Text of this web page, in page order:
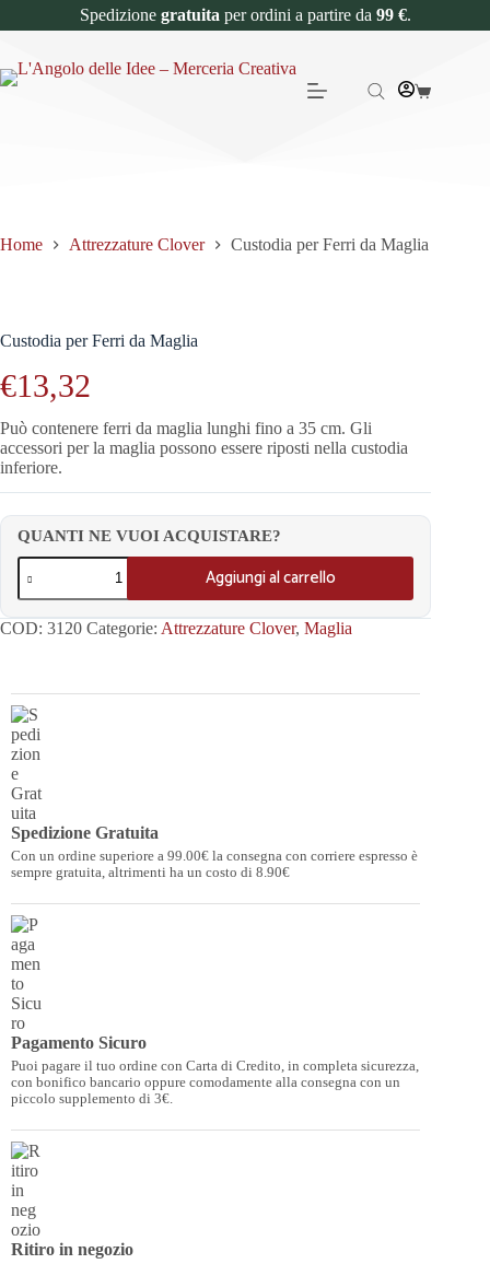
Spedizione gratuita per ordini a partire da 99 €.
Home Attrezzature Clover Custodia per Ferri da Maglia
Custodia per Ferri da Maglia
€13,32
Può contenere ferri da maglia lunghi fino a 35 cm. Gli
accessori per la maglia possono essere riposti nella custodia
inferiore.
QUANTI NE VUOI ACQUISTARE?
Aggiungi al carrello
COD: 3120 Categorie: Attrezzature Clover, Maglia
Spedizione Gratuita
Con un ordine superiore a 99.00€ la consegna con corriere espresso è
sempre gratuita, altrimenti ha un costo di 8.90€
Pagamento Sicuro
Puoi pagare il tuo ordine con Carta di Credito, in completa sicurezza,
con bonifico bancario oppure comodamente alla consegna con un
piccolo supplemento di 3€.
Ritiro in negozio